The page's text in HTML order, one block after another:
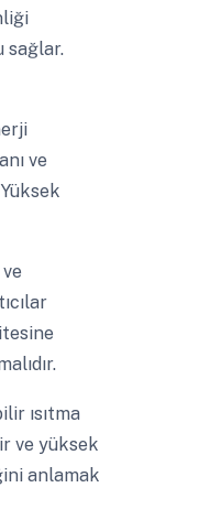
sağlar.
ve
ısıtma
ve yüksek
anlamak